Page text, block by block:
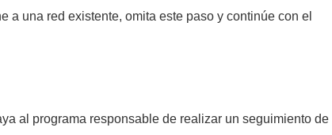
a una red existente, omita este paso y continúe con el
al programa responsable de realizar un seguimiento de